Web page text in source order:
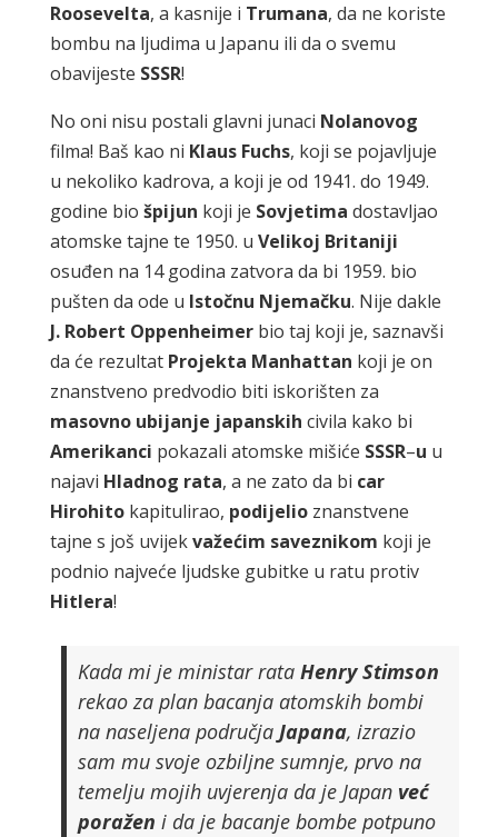
Roosevelta, a kasnije i Trumana, da ne koriste
bombu na ljudima u Japanu ili da o svemu
obavijeste SSSR!
No oni nisu postali glavni junaci Nolanovog
filma! Baš kao ni Klaus Fuchs, koji se pojavljuje
u nekoliko kadrova, a koji je od 1941. do 1949.
godine bio špijun koji je Sovjetima dostavljao
atomske tajne te 1950. u Velikoj Britaniji
osuđen na 14 godina zatvora da bi 1959. bio
pušten da ode u Istočnu Njemačku. Nije dakle
J. Robert Oppenheimerbio taj koji je, saznavši
da će rezultat Projekta Manhattan koji je on
znanstveno predvodio biti iskorišten za
masovno ubijanje japanskih civila kako bi
Amerikanci pokazali atomske mišiće SSSR–u u
najavi Hladnog rata, a ne zato da bi car
Hirohitokapitulirao, podijelioznanstvene
tajne s još uvijekvažećim saveznikom koji je
podnio najveće ljudske gubitke u ratu protiv
Hitlera!
Kada mi je ministar rata Henry Stimson
rekao za plan bacanja atomskih bombi
na naseljena područja Japana, izrazio
sam mu svoje ozbiljne sumnje, prvo na
temelju mojih uvjerenja da je Japan već
poražen i da je bacanje bombe potpuno